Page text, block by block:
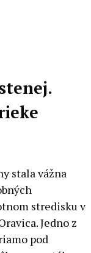
stala vážna
stredisku v
Jedno z
pod